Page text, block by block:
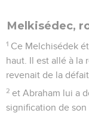
Melkisédec,
1 Ce Melchisédek
haut. Il est allé à la
revenait de la
2 et Abraham lui a
signification de